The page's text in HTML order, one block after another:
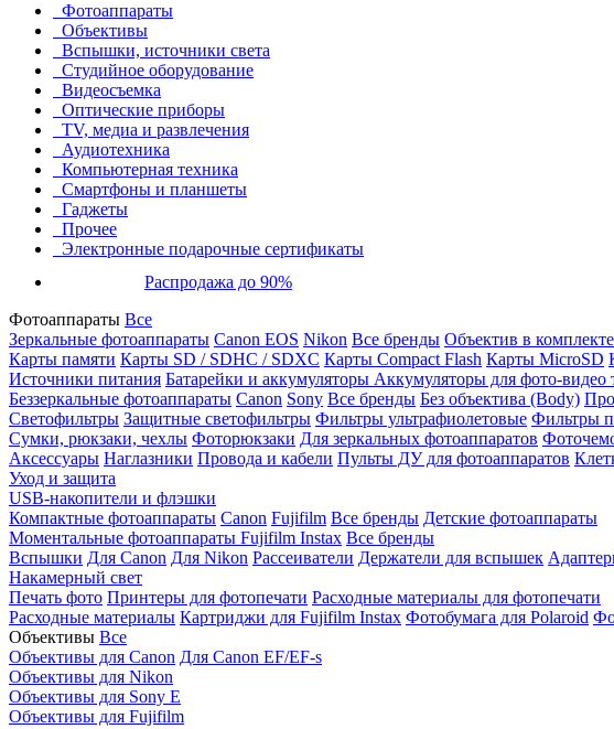
Фотоаппараты
Объективы
Вспышки, источники света
Студийное оборудование
Видеосъемка
Оптические приборы
TV, медиа и развлечения
Аудиотехника
Компьютерная техника
Смартфоны и планшеты
Гаджеты
Прочее
Электронные подарочные сертификаты
Распродажа до 90%
Фотоаппараты Все
Зеркальные фотоаппараты Canon EOS Nikon Все бренды Объектив в
Карты памяти Карты SD / SDHC / SDXC Карты Compact Flash Карты MicroSD
Источники питания Батарейки и аккумуляторы Аккумуляторы для фото-видео
Беззеркальные фотоаппараты Canon Sony Все бренды Без объектива (Body)
Светофильтры Защитные светофильтры Фильтры ультрафиолетовые Фильтры
Сумки, рюкзаки, чехлы Фоторюкзаки Для зеркальных фотоаппаратов
Аксессуары Наглазники Провода и кабели Пульты ДУ для фотоаппаратов
Уход и защита
USB-накопители и флэшки
Компактные фотоаппараты Canon Fujifilm Все бренды Детские фотоаппараты
Моментальные фотоаппараты Fujifilm Instax Все бренды
Вспышки Для Canon Для Nikon Рассеиватели Держатели для вспышек
Накамерный свет
Печать фото Принтеры для фотопечати Расходные материалы для фотопечати
Расходные материалы Картриджи для Fujifilm Instax Фотобумага для Polaroid
Объективы Все
Объективы для Canon Для Canon EF/EF-s
Объективы для Nikon
Объективы для Sony E
Объективы для Fujifilm